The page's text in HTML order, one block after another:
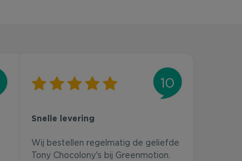
10
Snelle levering
Wij bestellen regelmatig de geliefde
Tony Chocolony's bij Greenmotion.